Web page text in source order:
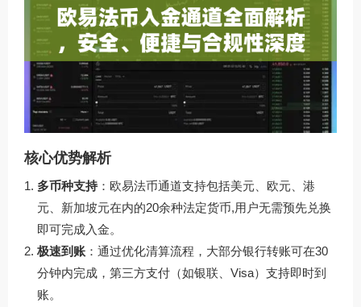
核心优势解析
多币种支持：欧易法币通道支持包括美元、欧元、港
元、新加坡元在内的20余种法定货币,用户无需预先兑换
即可完成入金。
极速到账 ：通过优化清算流程，大部分银行转账可在30
分钟内完成，第三方支付（如银联、Visa）支持即时到
账。